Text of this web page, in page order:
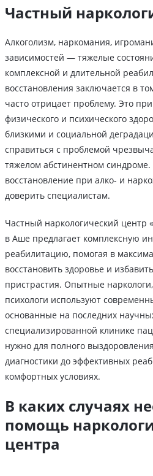
Частный
Алкоголизм, наркомания,
зависимостей — тяжелые
комплексной и длительной
восстановления заключается в
часто отрицает проблему. Это
физического и психического
близкими и социальной
справиться с проблемой
тяжелом абстинентном
восстановление при алко- и
доверить специалистам.
Частный наркологический центр
в Аше предлагает комплексную
реабилитацию, помогая в
восстановить здоровье и
пристрастия. Опытные
психологи используют
основанные на последних
специализированной клинике
нужно для полного
диагностики до эффективных
комфортных условиях.
В каких случаях
помощь
центра